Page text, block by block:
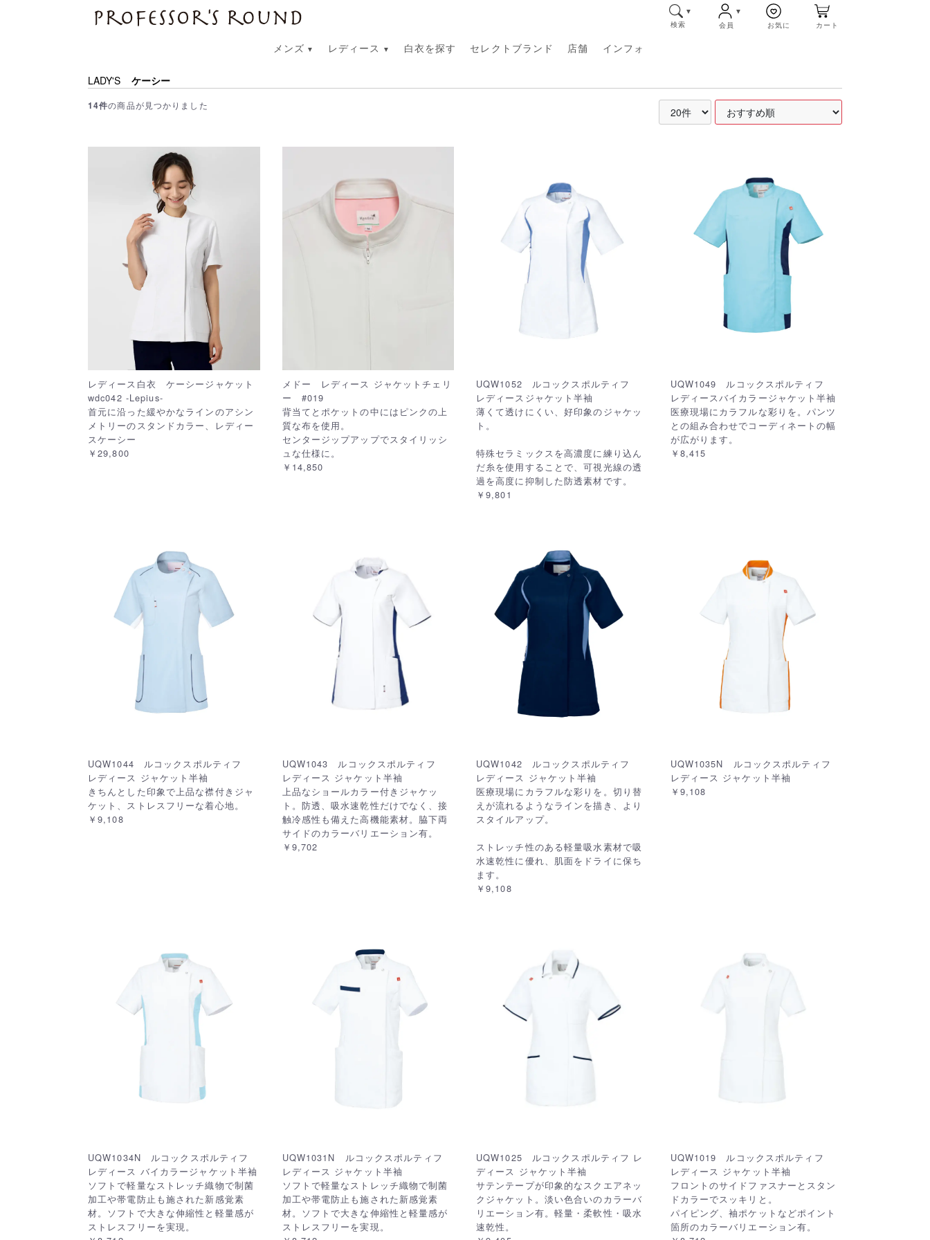
プロフェッサーズラウンド 検索 会員 お気に カート
メンズ レディース 白衣を探す セレクトブランド 店舗 インフォ
LADY'S ケーシー
14件の商品が見つかりました
レディース白衣 ケーシージャケット
wdc042 -Lepius-
首元に沿った緩やかなラインのアシン
メトリーのスタンドカラー、レディー
スケーシー
￥29,800
メドー レディース ジャケットチェリ
ー #019
背当てとポケットの中にはピンクの上
質な布を使用。
センタージップアップでスタイリッシ
ュな仕様に。
￥14,850
UQW1052 ルコックスポルティフ
レディースジャケット半袖
薄くて透けにくい、好印象のジャケッ
ト。
特殊セラミックスを高濃度に練り込ん
だ糸を使用することで、可視光線の透
過を高度に抑制した防透素材です。
￥9,801
UQW1049 ルコックスポルティフ
レディースバイカラージャケット半袖
医療現場にカラフルな彩りを。パンツ
との組み合わせでコーディネートの幅
が広がります。
￥8,415
UQW1044 ルコックスポルティフ
レディース ジャケット半袖
きちんとした印象で上品な襟付きジャ
ケット、ストレスフリーな着心地。
￥9,108
UQW1043 ルコックスポルティフ
レディース ジャケット半袖
上品なショールカラー付きジャケッ
ト。防透、吸水速乾性だけでなく、接
触冷感性も備えた高機能素材。脇下両
サイドのカラーバリエーション有。
￥9,702
UQW1042 ルコックスポルティフ
レディース ジャケット半袖
医療現場にカラフルな彩りを。切り替
えが流れるようなラインを描き、より
スタイルアップ。
ストレッチ性のある軽量吸水素材で吸
水速乾性に優れ、肌面をドライに保ち
ます。
￥9,108
UQW1035N ルコックスポルティフ
レディース ジャケット半袖
￥9,108
UQW1034N ルコックスポルティフ
レディース バイカラージャケット半袖
ソフトで軽量なストレッチ織物で制菌
加工や帯電防止も施された新感覚素
材。ソフトで大きな伸縮性と軽量感が
ストレスフリーを実現。
UQW1031N ルコックスポルティフ
レディース ジャケット半袖
ソフトで軽量なストレッチ織物で制菌
加工や帯電防止も施された新感覚素
材。ソフトで大きな伸縮性と軽量感が
ストレスフリーを実現。
UQW1025 ルコックスポルティフ レ
ディース ジャケット半袖
サテンテープが印象的なスクエアネッ
クジャケット。淡い色合いのカラーバ
リエーション有。軽量・柔軟性・吸水
速乾性。
UQW1019 ルコックスポルティフ
レディース ジャケット半袖
フロントのサイドファスナーとスタン
ドカラーでスッキリと。
パイピング、袖ポケットなどポイント
箇所のカラーバリエーション有。